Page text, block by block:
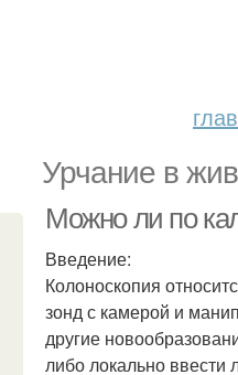
Урчание в
Можно ли по
Введение:
Колоноскопия
зонд с камерой и
другие
либо локально ввести